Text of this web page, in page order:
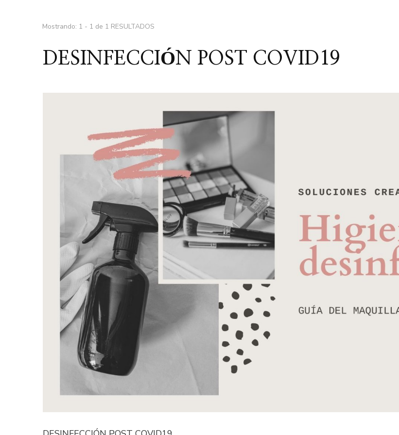
Mostrando: 1 - 1 de 1 RESULTADOS
DESINFECCIÓN POST COVID19